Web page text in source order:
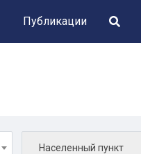
Публикации
Населенный пункт